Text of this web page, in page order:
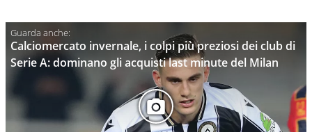
Calciomercato invernale, i colpi più preziosi dei club di
Serie A: dominano gli acquisti last minute del Milan